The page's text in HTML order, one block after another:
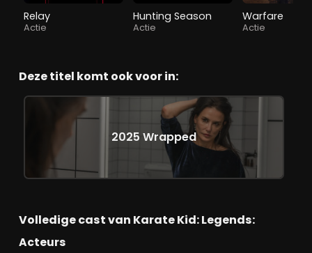
Relay
Actie
Hunting Season
Actie
Warfare
Actie
Deze titel komt ook voor in:
2025 Wrapped
Volledige cast van Karate Kid: Legends:
Acteurs